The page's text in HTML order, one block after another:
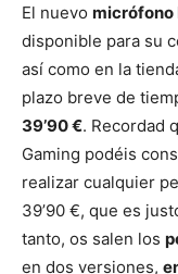
El nuevo micrófono
disponible para su
así como en la
plazo breve de
39’90 €. Recordad
Gaming podéis
realizar cualquier
39’90 €, que es
tanto, os salen los
en dos versiones,